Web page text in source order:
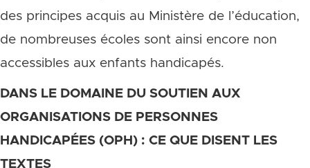
des principes acquis au Ministère de l’éducation,
de nombreuses écoles sont ainsi encore non
accessibles aux enfants handicapés.
DANS LE DOMAINE DU SOUTIEN AUX
ORGANISATIONS DE PERSONNES
HANDICAPÉES (OPH) : CE QUE DISENT LES
TEXTES